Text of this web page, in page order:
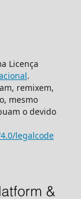
Licença
.
remixem,
mesmo
o devido
legalcode